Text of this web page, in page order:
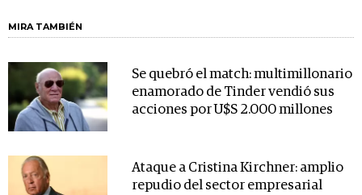
MIRA TAMBIÉN
Se quebró el match: multimillonario
enamorado de Tinder vendió sus
acciones por U$S 2.000 millones
Ataque a Cristina Kirchner: amplio
repudio del sector empresarial